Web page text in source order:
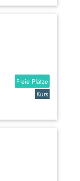
Freie Plätze
Kurs